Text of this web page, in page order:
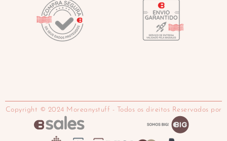
Copyright © 2024 Moreanystuff - Todos os direitos Reservados por